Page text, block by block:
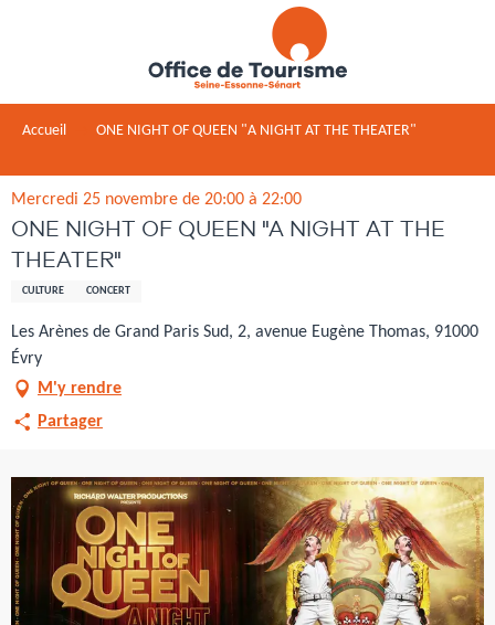
Accueil ONE NIGHT OF QUEEN "A NIGHT AT THE THEATER"
Mercredi 25 novembre de 20:00 à 22:00
ONE NIGHT OF QUEEN "A NIGHT AT THE
THEATER"
CULTURE CONCERT
Les Arènes de Grand Paris Sud, 2, avenue Eugène Thomas, 91000
Évry
M'y rendre
Partager